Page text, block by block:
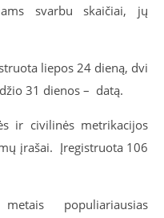
svarbu skaičiai, jų
liepos 24 dieną, dvi
31 dienos – datą.
ir civilinės metrikacijos
įrašai. Įregistruota 106
populiariausias